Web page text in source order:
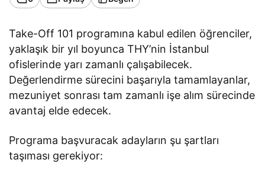
Take-Off 101 programına kabul edilen öğrenciler,
yaklaşık bir yıl boyunca THY’nin İstanbul
ofislerinde yarı zamanlı çalışabilecek.
Değerlendirme sürecini başarıyla tamamlayanlar,
mezuniyet sonrası tam zamanlı işe alım sürecinde
avantaj elde edecek.
Programa başvuracak adayların şu şartları
taşıması gerekiyor: